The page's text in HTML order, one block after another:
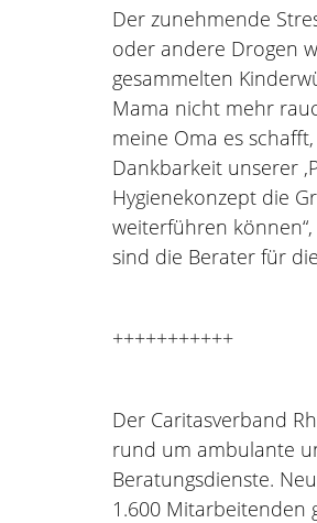
Der zunehmende
oder andere Drogen
gesammelten
Mama nicht mehr
meine Oma es
Dankbarkeit unserer
Hygienekonzept die
weiterführen
sind die Berater für
+++++++++++
Der Caritasverband
rund um ambulante
Beratungsdienste.
1.600 Mitarbeitenden